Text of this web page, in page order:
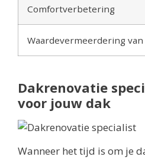
Comfortverbetering
Waardevermeerdering
Dakrenovatie
voor jouw dak
Wanneer het tijd is om je